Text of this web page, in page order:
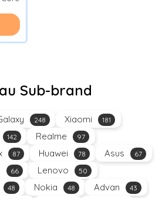
Sub-brand
248 Xiaomi 181
142 Realme 97
87 Huawei 78 Asus 67
66 Lenovo 50
48 Nokia 48 Advan 43